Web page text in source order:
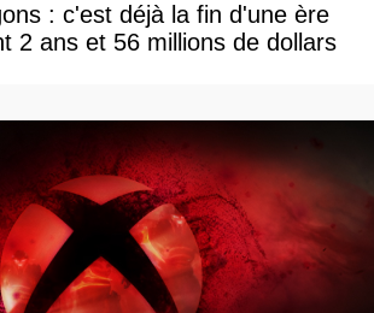
: c'est déjà la fin d'une ère
2 ans et 56 millions de dollars